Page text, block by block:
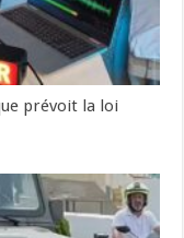
prévoit la loi